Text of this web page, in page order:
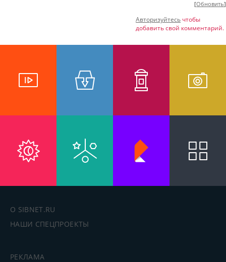
[Обновить]
Авторизуйтесь чтобы
добавить свой комментарий.
О SIBNET.RU
НАШИ СПЕЦПРОЕКТЫ
РЕКЛАМА